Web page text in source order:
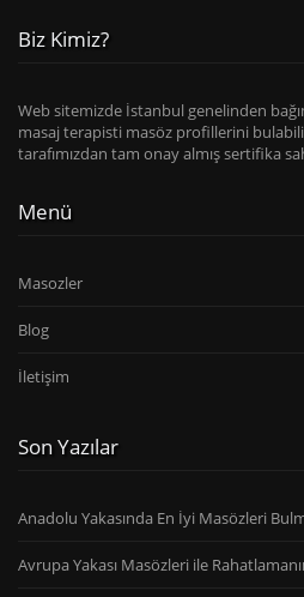
Biz Kimiz?
Web sitemizde İstanbul genelinden
masaj terapisti masöz profillerini
tarafımızdan tam onay almış sertifika
Menü
Masozler
Blog
İletişim
Son Yazılar
Anadolu Yakasında En İyi Masözleri
Avrupa Yakası Masözleri ile